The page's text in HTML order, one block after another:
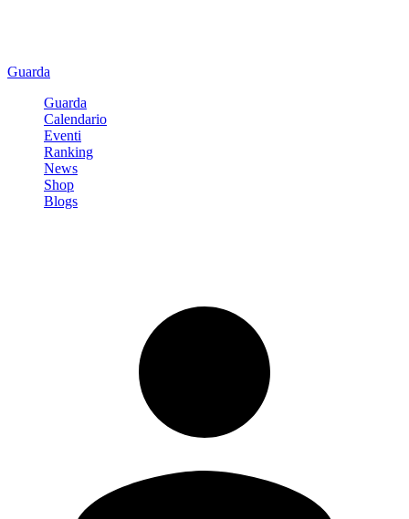
Guarda
Guarda
Calendario
Eventi
Ranking
News
Shop
Blogs